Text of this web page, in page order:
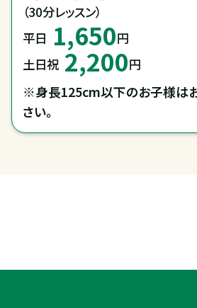
（30分レッスン）
平日 1,650円
土日祝 2,200円
※身長125cm以下のお子様は
さい。
入会のご相談・申込